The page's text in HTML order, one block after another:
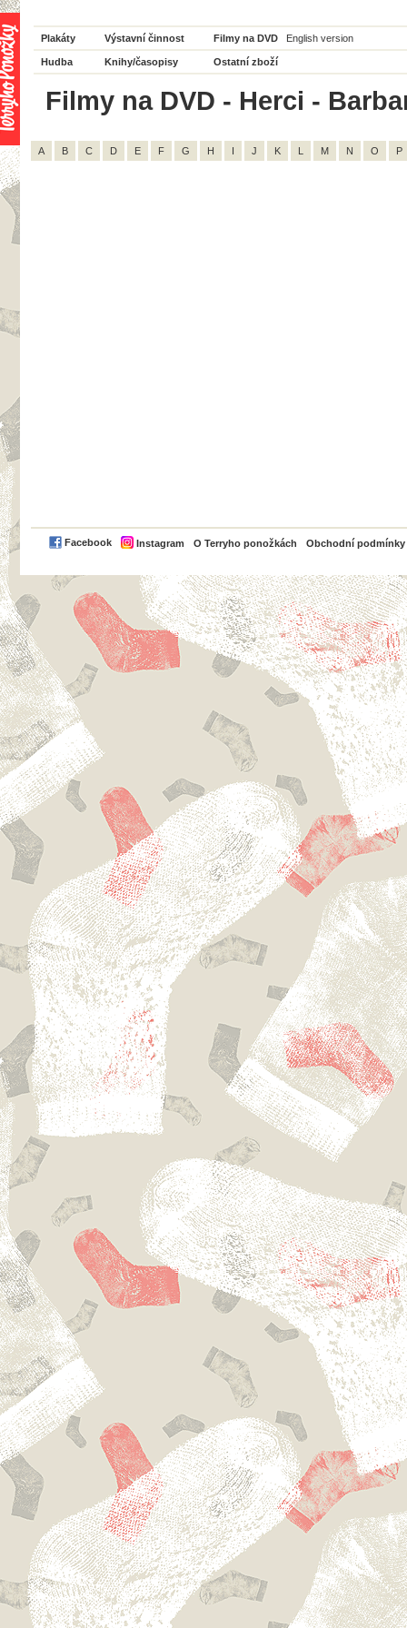
Plakáty Výstavní činnost Filmy na DVD English version
Hudba Knihy/časopisy Ostatní zboží
Filmy na DVD - Herci -
A B C D E F G H I J K L M N O P
Facebook Instagram O Terryho ponožkách Obchodní podmínky
PayPal